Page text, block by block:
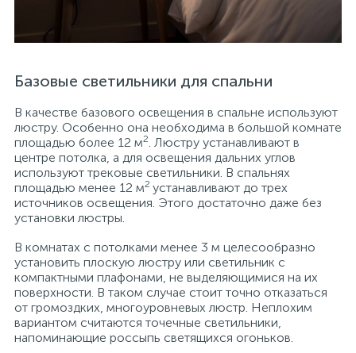
Базовые светильники для спальни
В качестве базового освещения в спальне используют
люстру. Особенно она необходима в большой комнате
площадью более 12 м2
. Люстру устанавливают в
центре потолка, а для освещения дальних углов
используют трековые светильники. В спальнях
площадью менее 12 м2 устанавливают до трех
источников освещения. Этого достаточно даже без
установки люстры.
В комнатах с потолками менее 3 м целесообразно
установить плоскую люстру или светильник с
компактными плафонами, не выделяющимися на их
поверхности. В таком случае стоит точно отказаться
от громоздких, многоуровневых люстр. Неплохим
вариантом считаются точечные светильники,
напоминающие россыпь светящихся огоньков.